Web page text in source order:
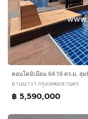
ยานนาวา กรุงเทพมหานคร
฿ 5,590,000